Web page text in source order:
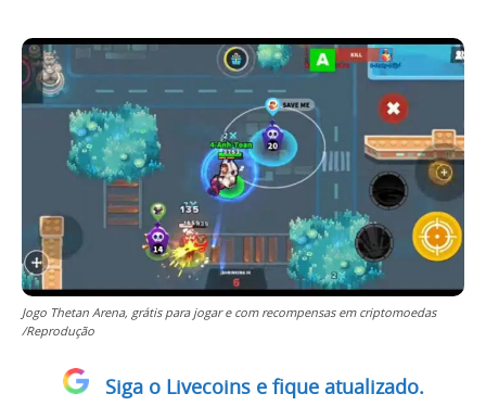
Jogo Thetan Arena, grátis para jogar e com recompensas em criptomoedas
/Reprodução
Siga o Livecoins e fique atualizado.